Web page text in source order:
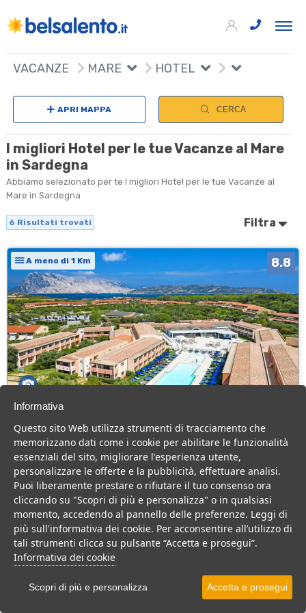
VACANZE MARE HOTEL
APRI MAPPA CERCA
I migliori Hotel per le tue Vacanze al Mare
in Sardegna
Abbiamo selezionato per te I migliori Hotel per le tue Vacanze al
Mare in Sardegna
6 Risultati trovati Filtra
A meno di 1 Km 8.8
Sardegna > Gallura > San Teodoro > Capo Coda Cavallo
207 Camere
Villaggio 4 stelle in Sardegna, ideale per chi cerca una vacanza
all’insegna del relax e del divertimento.
Villaggio Hotel
VEDI SU MAPPA
+
Informativa
Questo sito Web utilizza strumenti di tracciamento che
memorizzano dati come i cookie per abilitare le funzionalità
essenziali del sito, migliorare l'esperienza utente,
personalizzare le offerte e la pubblicità, effettuare analisi.
Puoi liberamente prestare o rifiutare il tuo consenso ora
cliccando su "Scopri di più e personalizza" o in qualsiasi
momento, accedendo al pannello delle preferenze. Leggi di
più sull'informativa dei cookie. Per acconsentire all’utilizzo di
tali strumenti clicca su pulsante “Accetta e prosegui”.
Informativa dei cookie
Scopri di più e personalizza Accetta e prosegui